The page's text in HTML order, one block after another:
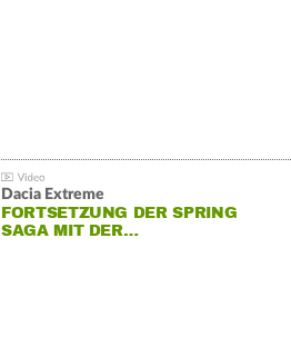
Dacia Extreme
FORTSETZUNG DER SPRING
SAGA MIT DER…